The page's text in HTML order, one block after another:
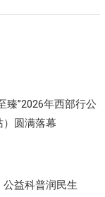
臻”2026年西部行公
圆满落幕
益科普润民生